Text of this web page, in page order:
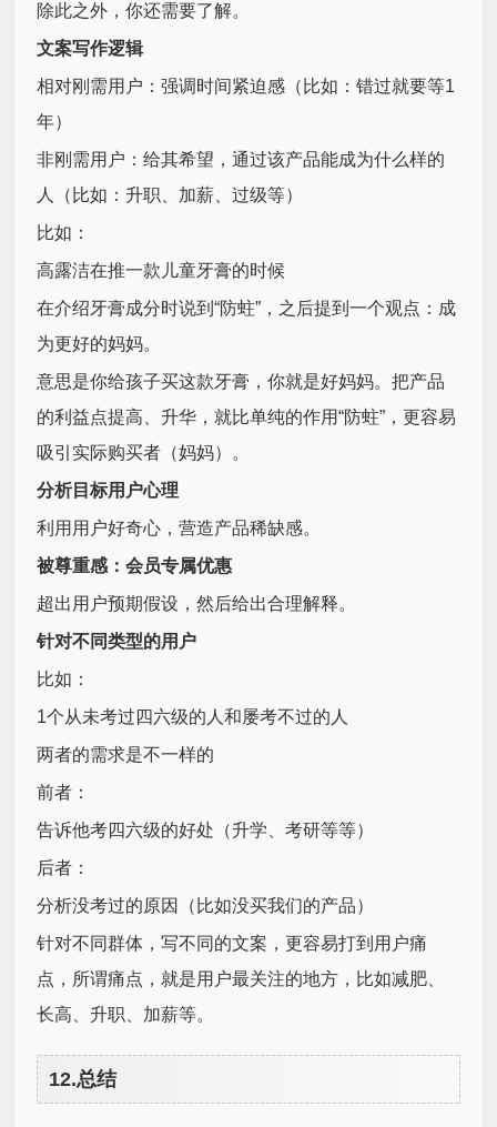
除此之外，你还需要了解。
文案写作逻辑
相对刚需用户：强调时间紧迫感（比如：错过就要等1
年）
非刚需用户：给其希望，通过该产品能成为什么样的
人（比如：升职、加薪、过级等）
比如：
高露洁在推一款儿童牙膏的时候
在介绍牙膏成分时说到“防蛀”，之后提到一个观点：成
为更好的妈妈。
意思是你给孩子买这款牙膏，你就是好妈妈。把产品
的利益点提高、升华，就比单纯的作用“防蛀”，更容易
吸引实际购买者（妈妈）。
分析目标用户心理
利用用户好奇心，营造产品稀缺感。
被尊重感：会员专属优惠
超出用户预期假设，然后给出合理解释。
针对不同类型的用户
比如：
1个从未考过四六级的人和屡考不过的人
两者的需求是不一样的
前者：
告诉他考四六级的好处（升学、考研等等）
后者：
分析没考过的原因（比如没买我们的产品）
针对不同群体，写不同的文案，更容易打到用户痛
点，所谓痛点，就是用户最关注的地方，比如减肥、
长高、升职、加薪等。
12.总结